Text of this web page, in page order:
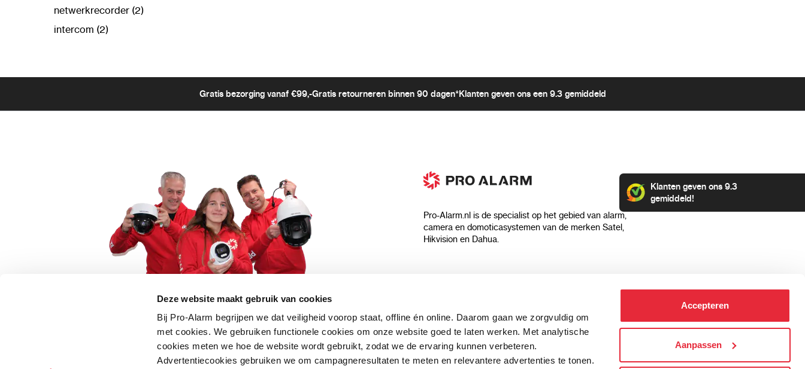
Deze website maakt gebruik van cookies
Bij Pro-Alarm begrijpen we dat veiligheid voorop staat, offline én online. Daarom gaan we zorgvuldig om
met cookies. We gebruiken functionele cookies om onze website goed te laten werken. Met analytische
cookies meten we hoe de website wordt gebruikt, zodat we de ervaring kunnen verbeteren.
Advertentiecookies gebruiken we om campagneresultaten te meten en relevantere advertenties te tonen.
Accepteren
Aanpassen
netwerkrecorder (2)
intercom (2)
Gratis bezorging vanaf €99,-Gratis retourneren binnen 90 dagen*Klanten geven ons een 9.3 gemiddeld
5 euro korting op je aankoop?
Schrijf je direct in voor onze nieuwsbrief en
Pro-Alarm.nl is de specialist op het gebied van alarm,
camera en domoticasystemen van de merken Satel,
Hikvision en Dahua.
Klanten geven ons 9.3
gemiddeld!
Algemene voorwaarden
Privacyverklaring
Blog
Verzending & bezorging
Aansluit instructies
Categorieën
Alarmsystemen
Beveiligingscamera's
IP camera's
Hikvision camera's